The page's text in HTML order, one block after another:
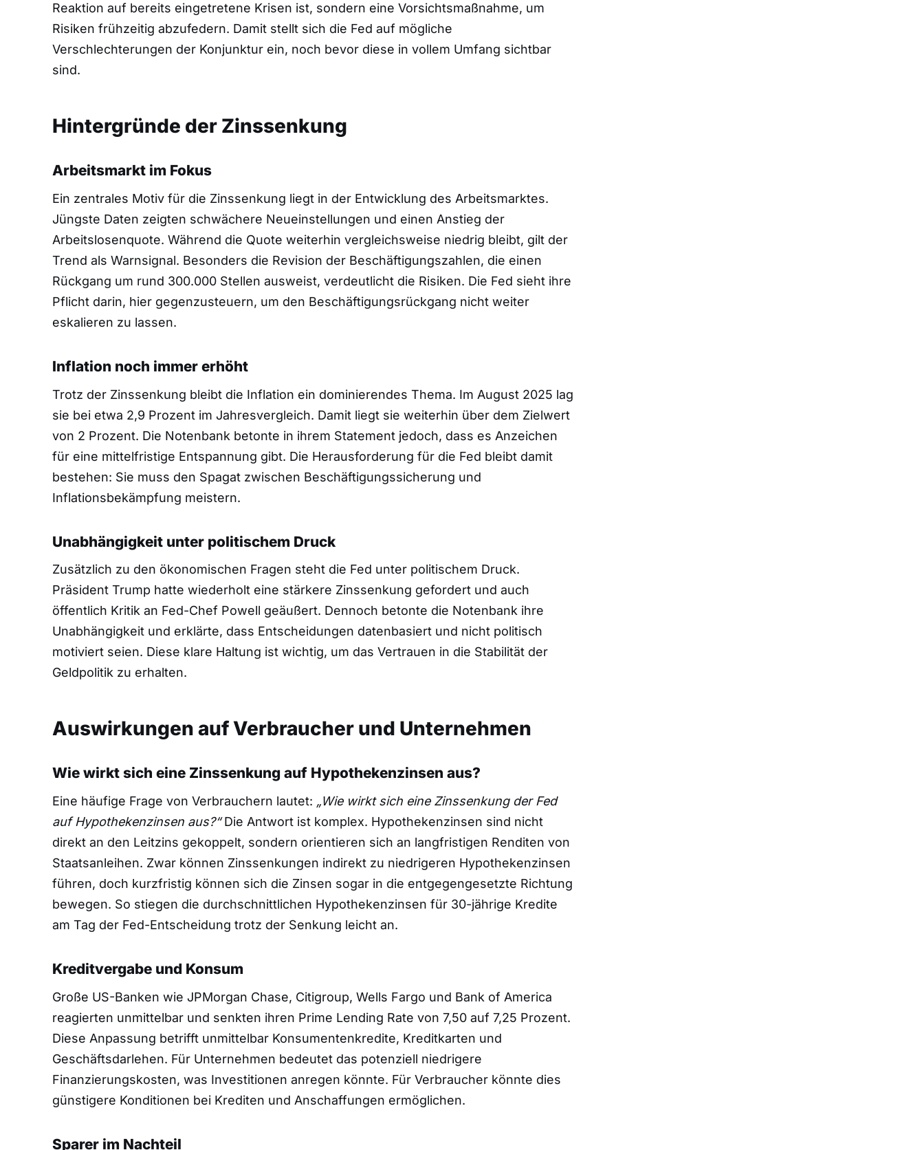
Reaktion auf bereits eingetretene Krisen ist, sondern eine Vorsichtsmaßnahme, um
Risiken frühzeitig abzufedern. Damit stellt sich die Fed auf mögliche
Verschlechterungen der Konjunktur ein, noch bevor diese in vollem Umfang sichtbar
sind.
Hintergründe der Zinssenkung
Arbeitsmarkt im Fokus
Ein zentrales Motiv für die Zinssenkung liegt in der Entwicklung des Arbeitsmarktes.
Jüngste Daten zeigten schwächere Neueinstellungen und einen Anstieg der
Arbeitslosenquote. Während die Quote weiterhin vergleichsweise niedrig bleibt, gilt der
Trend als Warnsignal. Besonders die Revision der Beschäftigungszahlen, die einen
Rückgang um rund 300.000 Stellen ausweist, verdeutlicht die Risiken. Die Fed sieht ihre
Pflicht darin, hier gegenzusteuern, um den Beschäftigungsrückgang nicht weiter
eskalieren zu lassen.
Inflation noch immer erhöht
Trotz der Zinssenkung bleibt die Inflation ein dominierendes Thema. Im August 2025 lag
sie bei etwa 2,9 Prozent im Jahresvergleich. Damit liegt sie weiterhin über dem Zielwert
von 2 Prozent. Die Notenbank betonte in ihrem Statement jedoch, dass es Anzeichen
für eine mittelfristige Entspannung gibt. Die Herausforderung für die Fed bleibt damit
bestehen: Sie muss den Spagat zwischen Beschäftigungssicherung und
Inflationsbekämpfung meistern.
Unabhängigkeit unter politischem Druck
Zusätzlich zu den ökonomischen Fragen steht die Fed unter politischem Druck.
Präsident Trump hatte wiederholt eine stärkere Zinssenkung gefordert und auch
öffentlich Kritik an Fed-Chef Powell geäußert. Dennoch betonte die Notenbank ihre
Unabhängigkeit und erklärte, dass Entscheidungen datenbasiert und nicht politisch
motiviert seien. Diese klare Haltung ist wichtig, um das Vertrauen in die Stabilität der
Geldpolitik zu erhalten.
Auswirkungen auf Verbraucher und Unternehmen
Wie wirkt sich eine Zinssenkung auf Hypothekenzinsen aus?
Eine häufige Frage von Verbrauchern lautet: „Wie wirkt sich eine Zinssenkung der Fed
auf Hypothekenzinsen aus?“Die Antwort ist komplex. Hypothekenzinsen sind nicht
direkt an den Leitzins gekoppelt, sondern orientieren sich an langfristigen Renditen von
Staatsanleihen. Zwar können Zinssenkungen indirekt zu niedrigeren Hypothekenzinsen
führen, doch kurzfristig können sich die Zinsen sogar in die entgegengesetzte Richtung
bewegen. So stiegen die durchschnittlichen Hypothekenzinsen für 30-jährige Kredite
am Tag der Fed-Entscheidung trotz der Senkung leicht an.
Kreditvergabe und Konsum
Große US-Banken wie JPMorgan Chase, Citigroup, Wells Fargo und Bank of America
reagierten unmittelbar und senkten ihren Prime Lending Rate von 7,50 auf 7,25 Prozent.
Diese Anpassung betrifft unmittelbar Konsumentenkredite, Kreditkarten und
Geschäftsdarlehen. Für Unternehmen bedeutet das potenziell niedrigere
Finanzierungskosten, was Investitionen anregen könnte. Für Verbraucher könnte dies
günstigere Konditionen bei Krediten und Anschaffungen ermöglichen.
Sparer im Nachteil